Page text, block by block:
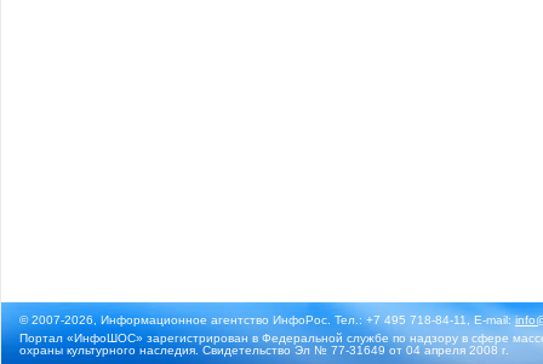
© 2007-2026, Информационное агентство ИнфоРос. Тел.: +7 495 718-84-11, E-mail:
Портал «ИнфоШОС» зарегистрирован в Федеральной службе по надзору в сфере
охраны культурного наследия. Свидетельство Эл № 77-31649 от 04 апреля 2008 г.